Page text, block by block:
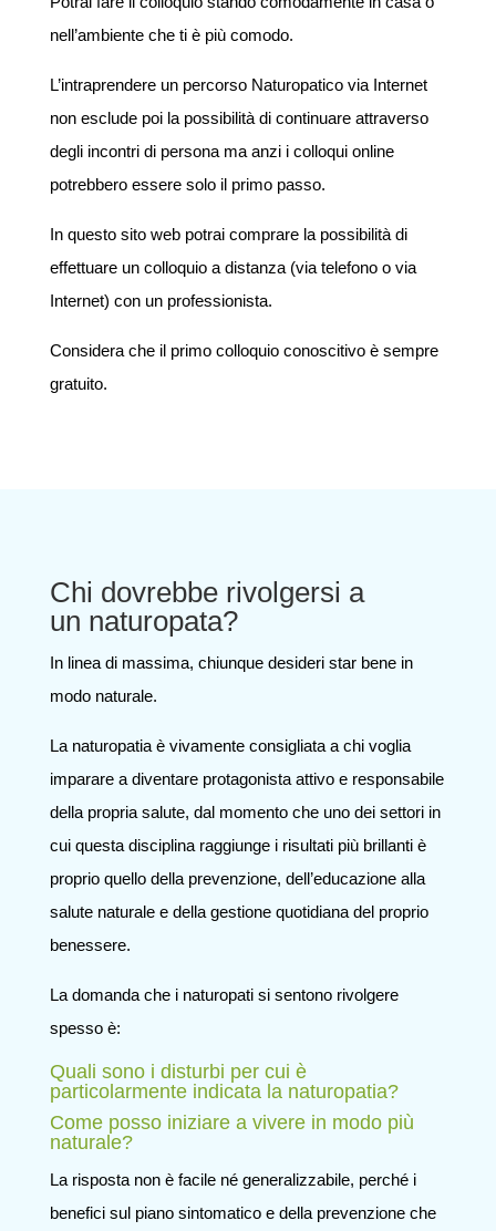
nell’ambiente che ti è più comodo.
L’intraprendere un percorso Naturopatico via Internet
non esclude poi la possibilità di continuare attraverso
degli incontri di persona ma anzi i colloqui online
potrebbero essere solo il primo passo.
In questo sito web potrai comprare la possibilità di
effettuare un colloquio a distanza (via telefono o via
Internet) con un professionista.
Considera che il primo colloquio conoscitivo è sempre
gratuito.
Chi dovrebbe rivolgersi a
un naturopata?
In linea di massima, chiunque desideri star bene in
modo naturale.
La naturopatia è vivamente consigliata a chi voglia
imparare a diventare protagonista attivo e responsabile
della propria salute, dal momento che uno dei settori in
cui questa disciplina raggiunge i risultati più brillanti è
proprio quello della prevenzione, dell’educazione alla
salute naturale e della gestione quotidiana del proprio
benessere.
La domanda che i naturopati si sentono rivolgere
spesso è:
Quali sono i disturbi per cui è
particolarmente indicata la naturopatia?
Come posso iniziare a vivere in modo più
naturale?
La risposta non è facile né generalizzabile, perché i
benefici sul piano sintomatico e della prevenzione che